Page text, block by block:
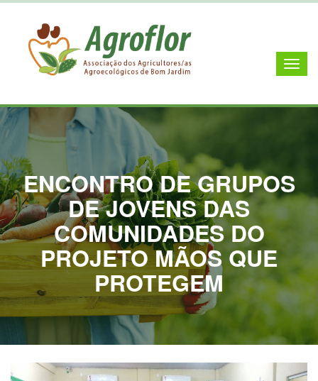
ENCONTRO DE GRUPOS
DE JOVENS DAS
COMUNIDADES DO
PROJETO MÃOS QUE
PROTEGEM